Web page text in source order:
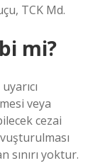
TCK Md.
mi?
veya
cezai
sınırı yoktur.